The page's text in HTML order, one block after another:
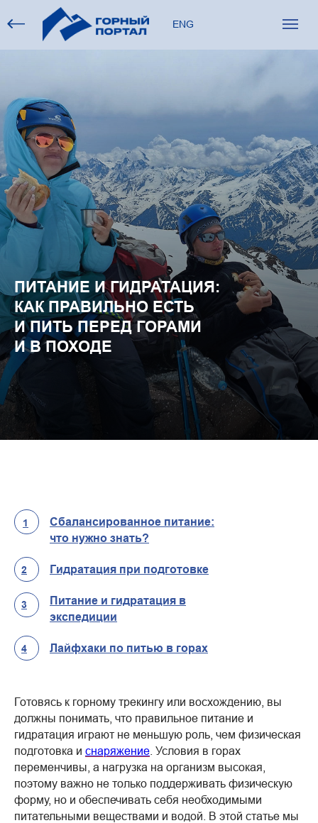
ENG
ПИТАНИЕ И ГИДРАТАЦИЯ:
КАК ПРАВИЛЬНО ЕСТЬ
И ПИТЬ ПЕРЕД ГОРАМИ
И В ПОХОДЕ
Гидратация при подготовке
Питание и гидратация в
экспедиции
Лайфхаки по питью в горах
Сбалансированное питание:
что нужно знать?
1
2
3
4
Готовясь к горному трекингу или восхождению, вы
должны понимать, что правильное питание и
гидратация играют не меньшую роль, чем физическая
подготовка и снаряжение . Условия в горах
переменчивы, а нагрузка на организм высокая,
поэтому важно не только поддерживать физическую
форму, но и обеспечивать себя необходимыми
питательными веществами и водой. В этой статье мы